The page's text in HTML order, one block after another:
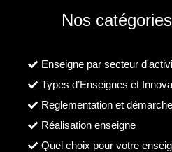
Nos
Enseigne par secteur
Types d’Enseignes et
Reglementation et
Réalisation enseigne
Quel choix pour votre